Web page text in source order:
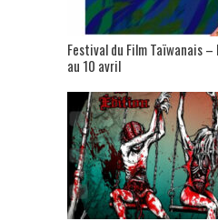
Festival du Film Taïwanais
au 10 avril